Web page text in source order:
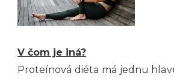
V čom je iná?
Proteínová diéta má jednu